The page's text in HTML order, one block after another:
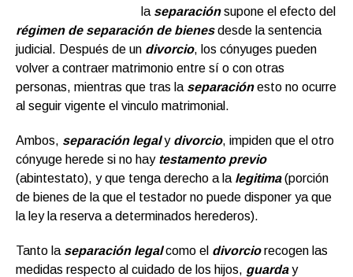
la separaciónsupone el efecto del
régimen de separación de bienes desde la sentencia
judicial. Después de un divorcio, los cónyuges pueden
volver a contraer matrimonio entre sí o con otras
personas, mientras que tras la separaciónesto no ocurre
al seguir vigente el vinculo matrimonial.
Ambos, separación legaly divorcio, impiden que el otro
cónyuge herede si no hay testamento previo
(abintestato), y que tenga derecho a la legitima(porción
de bienes de la que el testador no puede disponer ya que
la ley la reserva a determinados herederos).
Tanto la separación legal como el divorcio recogen las
medidas respecto al cuidado de los hijos, guarday